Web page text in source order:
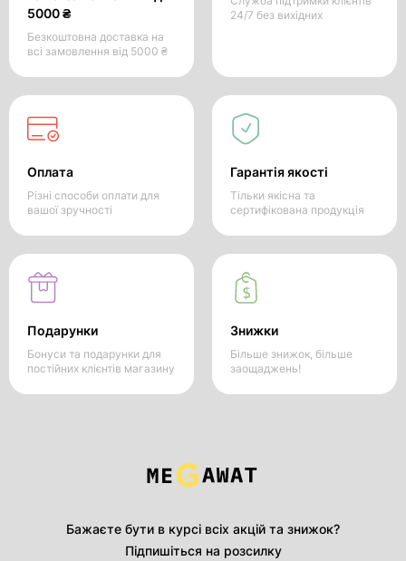
5000 ₴
Безкоштовна доставка на
всі замовлення від 5000 ₴
24/7 без вихідних
Оплата
Різні способи оплати для
вашої зручності
Гарантія якості
Тільки якісна та
сертифікована продукція
Подарунки
Бонуси та подарунки для
постійних клієнтів магазину
Знижки
Більше знижок, більше
заощаджень!
Бажаєте бути в курсі всіх акцій та знижок?
Підпишіться на розсилку